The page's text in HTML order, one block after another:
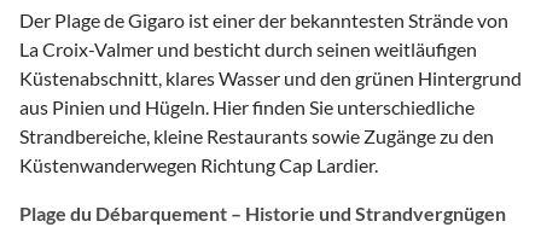
Der Plage de Gigaro ist einer der bekanntesten Strände von
La Croix-Valmer und besticht durch seinen weitläufigen
Küstenabschnitt, klares Wasser und den grünen Hintergrund
aus Pinien und Hügeln. Hier finden Sie unterschiedliche
Strandbereiche, kleine Restaurants sowie Zugänge zu den
Küstenwanderwegen Richtung Cap Lardier.
Plage du Débarquement – Historie und Strandvergnügen